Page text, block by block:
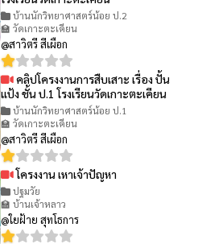
บ้านนักวิทยาศาสตร์น้อย ป.2
🏫 วัดเกาะตะเคียน
@สาวิตรี สีเผือก
คลิปโครงงานการสืบเสาะ เรื่อง ปั้น
แป้ง ชั้น ป.1 โรงเรียนวัดเกาะตะเคียน
บ้านนักวิทยาศาสตร์น้อย ป.1
🏫 วัดเกาะตะเคียน
@สาวิตรี สีเผือก
โครงงาน เหาเจ้าปัญหา
ปฐมวัย
🏫 บ้านเจ้าหลาว
@ใยฝ้าย สุทโธการ